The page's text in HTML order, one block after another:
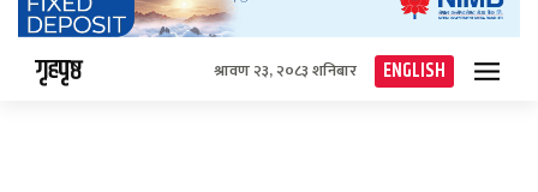
गृहपृष्ठ श्रावण २३, २०८३ शनिबार ENGLISH